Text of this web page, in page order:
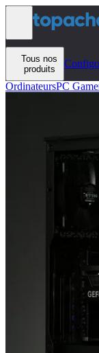
Aller au contenu
Tous nos
produits
OrdinateursPC